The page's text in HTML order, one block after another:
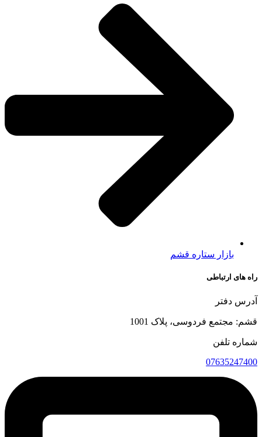
بازار ستاره قشم
راه های ارتباطی
آدرس دفتر
قشم: مجتمع فردوسی، پلاک 1001
شماره تلفن
07635247400